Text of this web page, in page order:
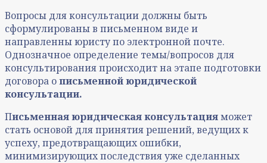
Вопросы для консультации должны быть
сформулированы в письменном виде и
направленны юристу по электронной почте.
Однозначное определение темы/вопросов для
консультирования происходит на этапе подготовки
договора описьменной юридической
консультации.
Письменная юридическая консультацияможет
стать основой для принятия решений, ведущих к
успеху, предотвращающих ошибки,
минимизирующих последствия уже сделанных